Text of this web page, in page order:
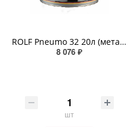
ROLF Pneumo 32 20л (металл)
8 076 ₽
шт